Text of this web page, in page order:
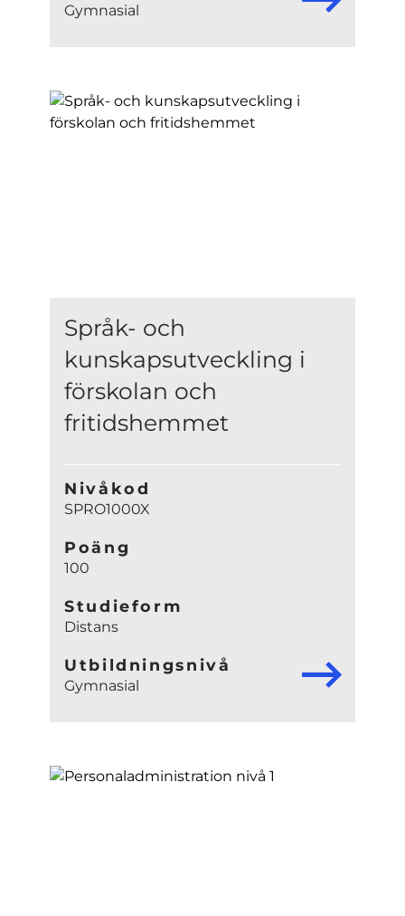
Gymnasial
Språk- och
kunskapsutveckling i
förskolan och
fritidshemmet
Nivåkod
SPRO1000X
Poäng
100
Studieform
Distans
Utbildningsnivå
Gymnasial